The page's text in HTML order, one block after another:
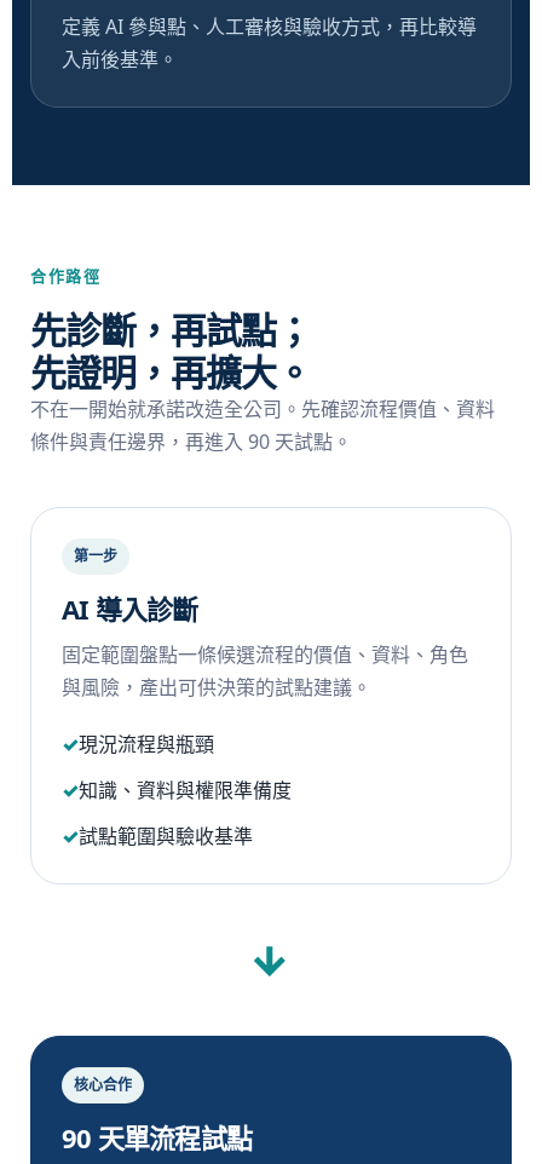
定義 AI 參與點、人工審核與驗收方式，再比較導
入前後基準。
合作路徑
先診斷，再試點；
先證明，再擴大。
不在一開始就承諾改造全公司。先確認流程價值、資料
條件與責任邊界，再進入 90 天試點。
第一步
AI 導入診斷
固定範圍盤點一條候選流程的價值、資料、角色
與風險，產出可供決策的試點建議。
現況流程與瓶頸
知識、資料與權限準備度
試點範圍與驗收基準
→
核心合作
90 天單流程試點